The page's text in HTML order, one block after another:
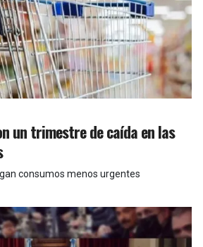
un trimestre de caída en las
consumos menos urgentes